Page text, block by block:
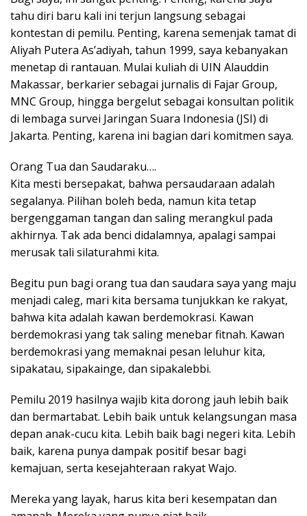
tahu diri baru kali ini terjun langsung sebagai
kontestan di pemilu. Penting, karena semenjak tamat di
Aliyah Putera As’adiyah, tahun 1999, saya kebanyakan
menetap di rantauan. Mulai kuliah di UIN Alauddin
Makassar, berkarier sebagai jurnalis di Fajar Group,
MNC Group, hingga bergelut sebagai konsultan politik
di lembaga survei Jaringan Suara Indonesia (JSI) di
Jakarta. Penting, karena ini bagian dari komitmen saya.
Orang Tua dan Saudaraku….
Kita mesti bersepakat, bahwa persaudaraan adalah
segalanya. Pilihan boleh beda, namun kita tetap
bergenggaman tangan dan saling merangkul pada
akhirnya. Tak ada benci didalamnya, apalagi sampai
merusak tali silaturahmi kita.
Begitu pun bagi orang tua dan saudara saya yang maju
menjadi caleg, mari kita bersama tunjukkan ke rakyat,
bahwa kita adalah kawan berdemokrasi. Kawan
berdemokrasi yang tak saling menebar fitnah. Kawan
berdemokrasi yang memaknai pesan leluhur kita,
sipakatau, sipakainge, dan sipakalebbi.
Pemilu 2019 hasilnya wajib kita dorong jauh lebih baik
dan bermartabat. Lebih baik untuk kelangsungan masa
depan anak-cucu kita. Lebih baik bagi negeri kita. Lebih
baik, karena punya dampak positif besar bagi
kemajuan, serta kesejahteraan rakyat Wajo.
Mereka yang layak, harus kita beri kesempatan dan